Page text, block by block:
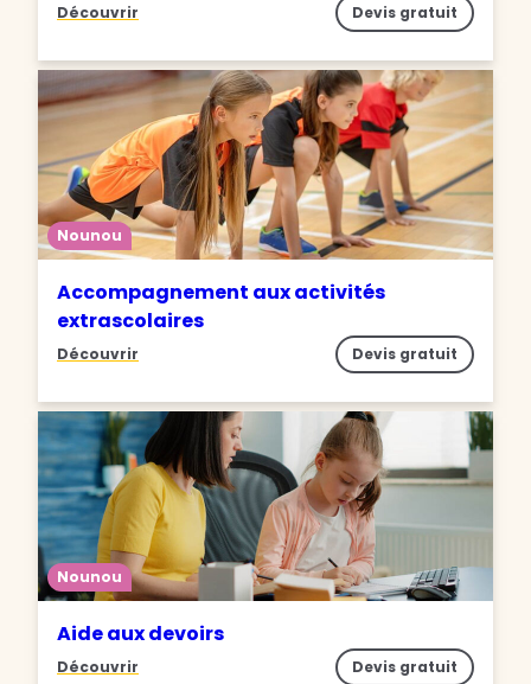
Découvrir Devis gratuit
Nounou
Accompagnement aux activités
extrascolaires
Découvrir Devis gratuit
Nounou
Aide aux devoirs
Découvrir Devis gratuit